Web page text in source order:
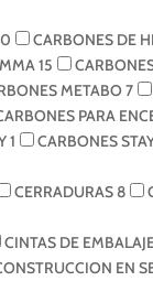
CARBONES DE
15
METABO 7
PARA
1 CARBONES
CERRADURAS 8
CINTAS DE
EN